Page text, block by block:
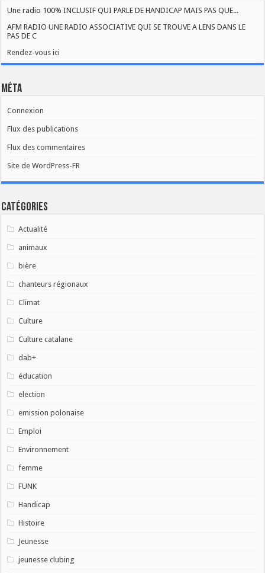
Une radio 100% INCLUSIF QUI PARLE DE HANDICAP MAIS PAS QUE...
AFM RADIO UNE RADIO ASSOCIATIVE QUI SE TROUVE A LENS DANS LE
PAS DE C
Rendez-vous ici
Méta
Connexion
Flux des publications
Flux des commentaires
Site de WordPress-FR
Catégories
Actualité
animaux
bière
chanteurs régionaux
Climat
Culture
Culture catalane
dab+
éducation
election
emission polonaise
Emploi
Environnement
femme
FUNK
Handicap
Histoire
Jeunesse
jeunesse clubing